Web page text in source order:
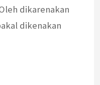
dikarenakan
dikenakan